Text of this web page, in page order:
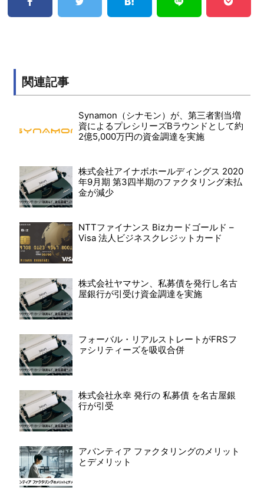
関連記事
Synamon（シナモン）が、第三者割当増
資によるプレシリーズBラウンドとして約
2億5,000万円の資金調達を実施
株式会社アイナボホールディングス 2020
年9月期 第3四半期のファクタリング未払
金が減少
NTTファイナンス Bizカードゴールド –
Visa 法人ビジネスクレジットカード
株式会社ヤマサン、私募債を発行し名古
屋銀行が引受け資金調達を実施
フォーバル・リアルストレートがFRSフ
ァシリティーズを吸収合併
株式会社永幸 発行の 私募債 を名古屋銀
行が引受
アバンティア ファクタリングのメリット
とデメリット